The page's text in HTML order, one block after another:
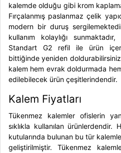
kalemde olduğu gibi krom
Fırçalanmış paslanmaz çelik
modern bir duruş
kullanım kolaylığı
Standart G2 refil ile ürün
bittiğinde yeniden
kalem hem evrak doldurmada
edilebilecek ürün çeşitlerindendir.
Kalem Fiyatları
Tükenmez kalemler ofislerin
sıklıkla kullanılan
kutularında bulunan bu tür
geliştirilmiştir. Tükenmez